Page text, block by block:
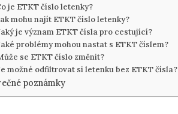
je ETKT ‍číslo ⁢letenky?
mohu najít ETKT číslo letenky?
je význam ETKT čísla pro cestující?
problémy mohou nastat s ETKT číslem?
se ETKT číslo změnit?
možné odfiltrovat si letenku bez ETKT čísla?
⁣poznámky